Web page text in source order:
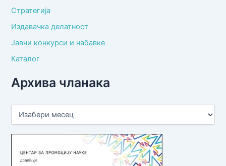
Стратегија
Издавачка делатност
Јавни конкурси и набавке
Каталог
Архива чланака
А